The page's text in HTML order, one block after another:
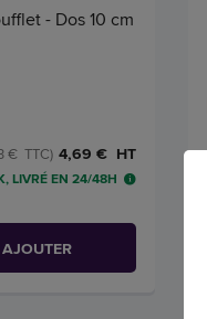
- Dos 10 cm
4,69 € HT
€ TTC)
LIVRÉ EN 24/48H
AJOUTER